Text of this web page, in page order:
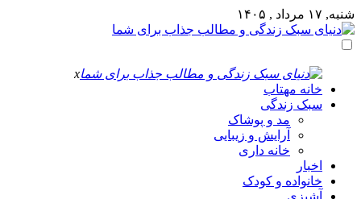
شنبه, ۱۷ مرداد , ۱۴۰۵
x
خانه مهتاب
سبک زندگی
مد و پوشاک
آرایش و زیبایی
خانه داری
اخبار
خانواده و کودک
آشپزی